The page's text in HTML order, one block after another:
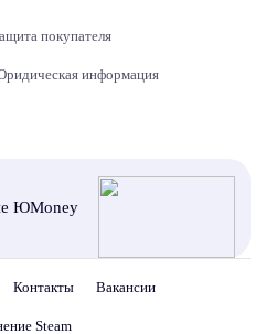
покупателя
информация
ЮMoney
Контакты Вакансии
Steam